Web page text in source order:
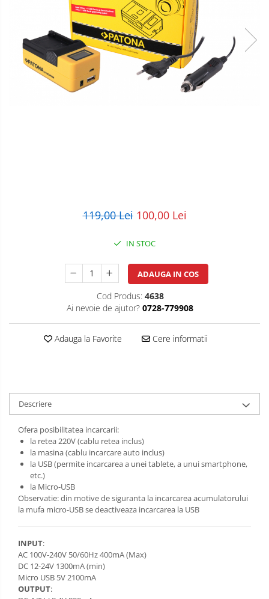
POS/Scanere coduri de bare
Scule electrice
Smartwatch
119,00 Lei 100,00 Lei
IN STOC
ADAUGA IN COS
Cod Produs: 4638
Ai nevoie de ajutor? 0728-779908
Adauga la Favorite Cere informatii
Descriere
Ofera posibilitatea incarcarii:
la retea 220V (cablu retea inclus)
la masina (cablu incarcare auto inclus)
la USB (permite incarcarea a unei tablete, a unui smartphone,
etc.)
la Micro-USB
Observatie: din motive de siguranta la incarcarea acumulatorului
la mufa micro-USB se deactiveaza incarcarea la USB
INPUT:
AC 100V-240V 50/60Hz 400mA (Max)
DC 12-24V 1300mA (min)
Micro USB 5V 2100mA
OUTPUT: